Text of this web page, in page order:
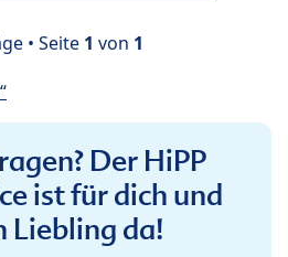
• Seite 1 von 1
Der HiPP
ist für dich und
Liebling da!